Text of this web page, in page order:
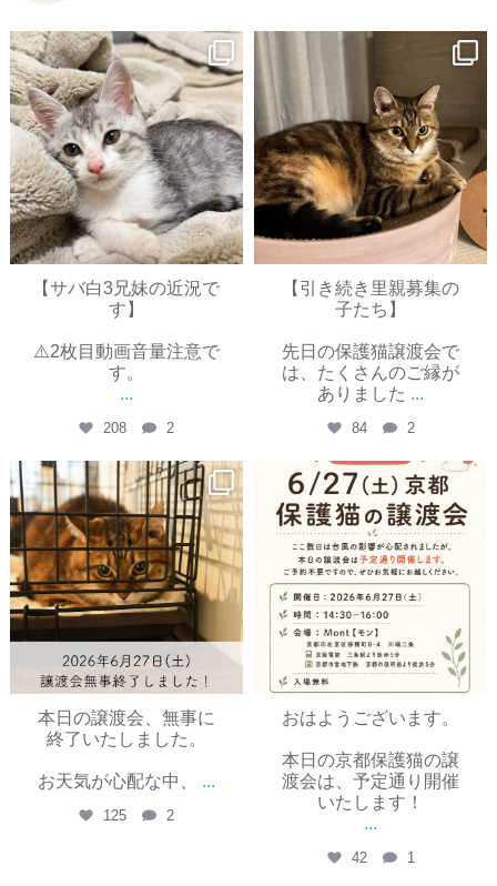
yayoinekokyoto
7月 9
【サバ白3兄妹の近況で
す】
⚠️2枚目動画音量注意で
す。
...
208 2
【引き続き里親募集の
子たち】
先日の保護猫譲渡会で
は、たくさんのご縁が
ありました ...
84 2
yayoinekokyoto
6月 27
本日の譲渡会、無事に
終了いたしました。
お天気が心配な中、 ...
125 2
yayoinekokyoto
6月 26
おはようございます。
本日の京都保護猫の譲
渡会は、予定通り開催
いたします！
...
42 1